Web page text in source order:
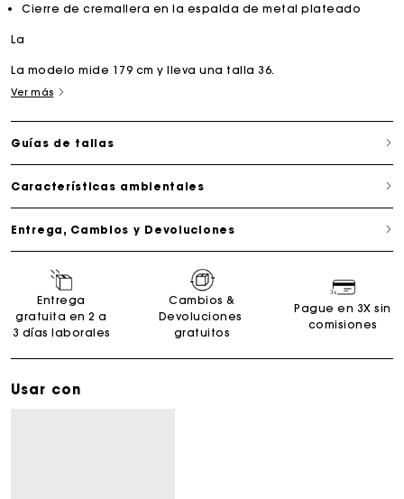
Cierre de cremallera en la espalda de metal plateado
La
La modelo mide 179 cm y lleva una talla 36.
Ver más
Guías de tallas
Características ambientales
Entrega, Cambios y Devoluciones
Entrega
gratuita en 2 a
3 días laborales
Cambios &
Devoluciones
gratuitos
Pague en 3X sin
comisiones
Usar con